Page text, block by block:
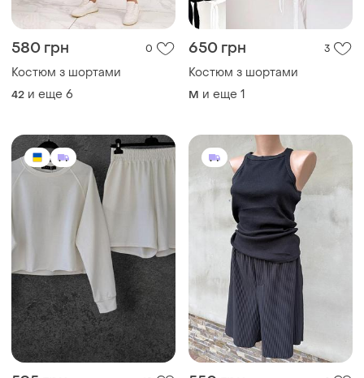
580 грн 0
Костюм з шортами
42 и еще 6
650 грн 3
Костюм з шортами
M и еще 1